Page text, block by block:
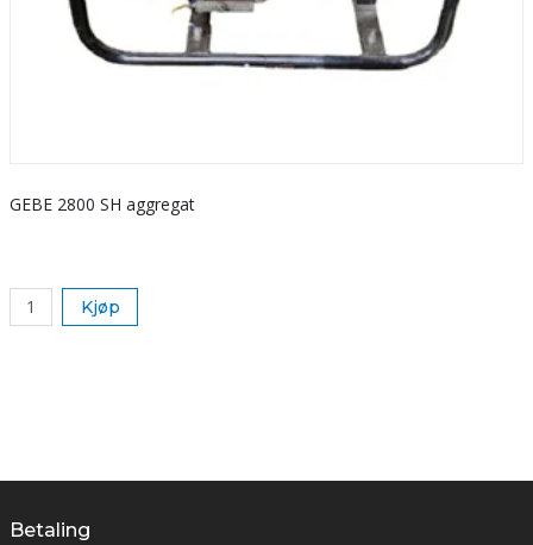
GEBE 2800 SH aggregat
Kjøp
Betaling